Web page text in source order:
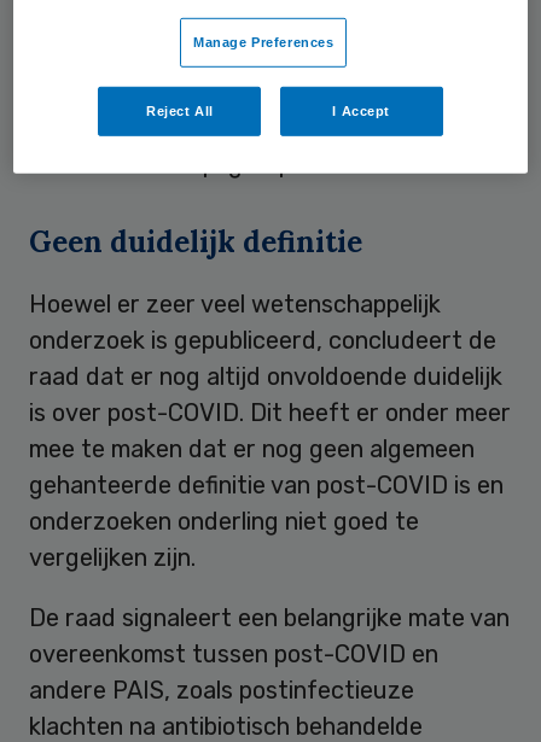
andere post-acute infectiesyndromen
(PAIS). De raad heeft met het advies niet
beoogd om een richtlijn voor de klinische
praktijk te bieden, omdat dit aan de
Geen duidelijk definitie
Hoewel er zeer veel wetenschappelijk
onderzoek is gepubliceerd, concludeert de
raad dat er nog altijd onvoldoende duidelijk
is over post-COVID. Dit heeft er onder meer
mee te maken dat er nog geen algemeen
gehanteerde definitie van post-COVID is en
onderzoeken onderling niet goed te
vergelijken zijn.
De raad signaleert een belangrijke mate van
overeenkomst tussen post-COVID en
andere PAIS, zoals postinfectieuze
klachten na antibiotisch behandelde
Manage Preferences
Reject All I Accept